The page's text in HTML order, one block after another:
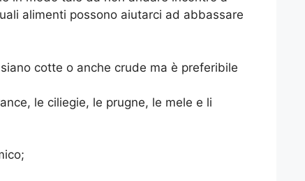
alimenti possono aiutarci ad abbassare
cotte o anche crude ma è preferibile
le ciliegie, le prugne, le mele e li